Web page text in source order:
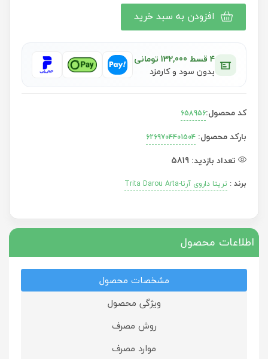
افزودن به سبد خرید
۴ قسط 132,000 تومانی
بدون سود و کارمزد
برند: تریتا داروی آرتا-Trita Darou Arta
کد محصول:658956
بارکد محصول: 6269704401504
تعداد بازدید: 5819
اطلاعات محصول
مشخصات محصول
ویژگی محصول
روش مصرف
موارد مصرف